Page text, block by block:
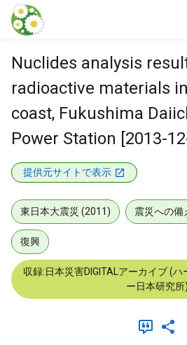
本文に飛ぶ
Nuclides analysis
radioactive materials
coast, Fukushima
Power Station [2013-
提供元サイトで表示
東日本大震災 (2011) 震災への備
復興
収録:日本災害DIGITALアーカイブ (
ー日本研究所)